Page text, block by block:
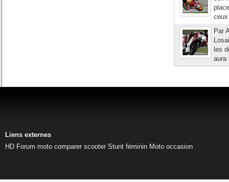
Par
les
aura
Liens externes
HD Forum moto comparer scooter Stunt féminin Moto occasion